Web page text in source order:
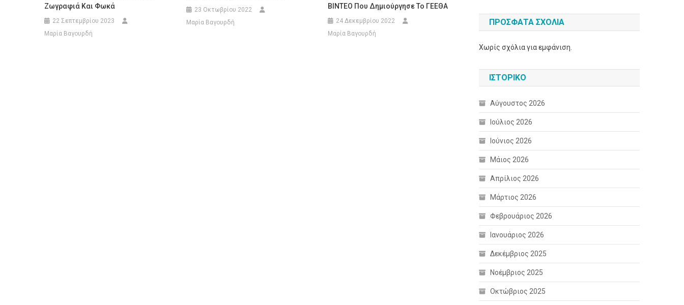
Ζωγραφιά Και Φωκά
22 Σεπτεμβρίου 2023
Μαρία Βαγουρδή
23 Οκτωβρίου 2022
Μαρία Βαγουρδή
BINTEO Που Δημιούργησε Το ΓΕΕΘΑ
24 Δεκεμβρίου 2022
Μαρία Βαγουρδή
ΠΡΌΣΦΑΤΑ ΣΧΌΛΙΑ
Χωρίς σχόλια για εμφάνιση.
ΙΣΤΟΡΙΚΌ
Αύγουστος 2026
Ιούλιος 2026
Ιούνιος 2026
Μάιος 2026
Απρίλιος 2026
Μάρτιος 2026
Φεβρουάριος 2026
Ιανουάριος 2026
Δεκέμβριος 2025
Νοέμβριος 2025
Οκτώβριος 2025